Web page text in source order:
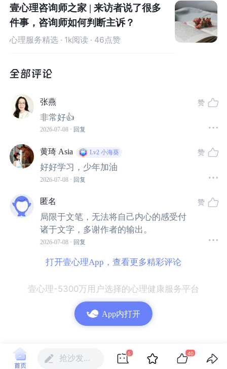
面这些内容值得你花5分钟读完。
这个课程有何特色？
认证的认知行为治疗培训师
融合；教学摒弃空泛理论，专攻临床“卡点突破”，
被往期学员誉为
本课程由杨发辉博士亲自设计与打磨，并率领其亲
自组建的专家团队授课。
团队成员均深耕CBT领域多年，在杨老师的引领下
一的教学理念：
通过高密度的现场示范与逐字稿打磨，我们将
反应。
壹心理咨询师之家 | 来访者说了很多
件事，咨询师如何判断主诉？
心理服务精选 · 1k阅读 · 46点赞
张燕
非常好👍
2026-07-08 · 回复
赞
黄琦 Asia Lv2 小海葵
好好学习，少年加油
2026-07-08 · 回复
赞
匿名
局限于文笔，无法将自己内心的感受付
诸于文字，多谢作者的输出。
2026-07-08 · 回复
赞
打开壹心理App，查看更多精彩评论
壹心理-5300万用户选择的心理健康服务平台
抢沙发…
5 40
App内打开